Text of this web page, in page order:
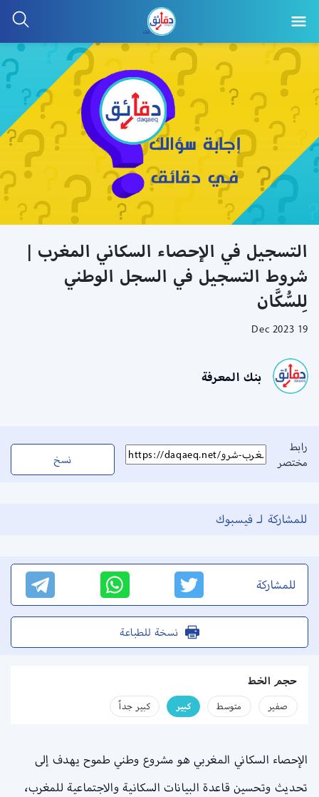
التسجيل في الإحصاء السكاني المغرب |
شروط التسجيل في السجل الوطني
لِلسُّكَّان
19 Dec 2023
بنك المعرفة
رابط
مختصر
نسخ
للمشاركة لـ فيسبوك
للمشاركة
نسخة للطباعة
حجم الخط
صفير متوسط كبير كبير جداً
الإحصاء السكاني المغربي هو مشروع وطني طموح يهدف إلى
تحديث وتحسين قاعدة البيانات السكانية والاجتماعية للمغرب،